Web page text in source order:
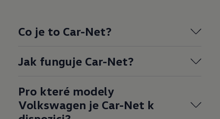
Co je to Car-Net?
Jak funguje Car-Net?
Pro které modely
Volkswagen je Car-Net k